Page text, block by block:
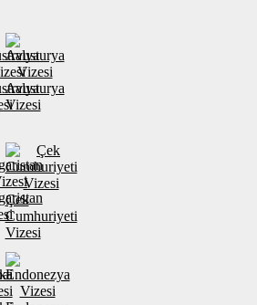
Avusturya
Vizesi
Çek
Cumhuriyeti
Vizesi